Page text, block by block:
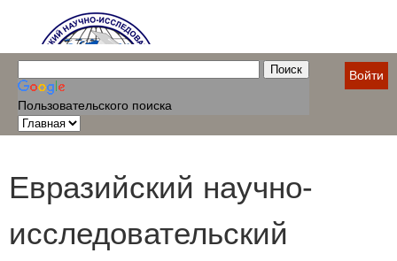
Пользовательского поиска
Войти
Евразийский научно-
исследовательский